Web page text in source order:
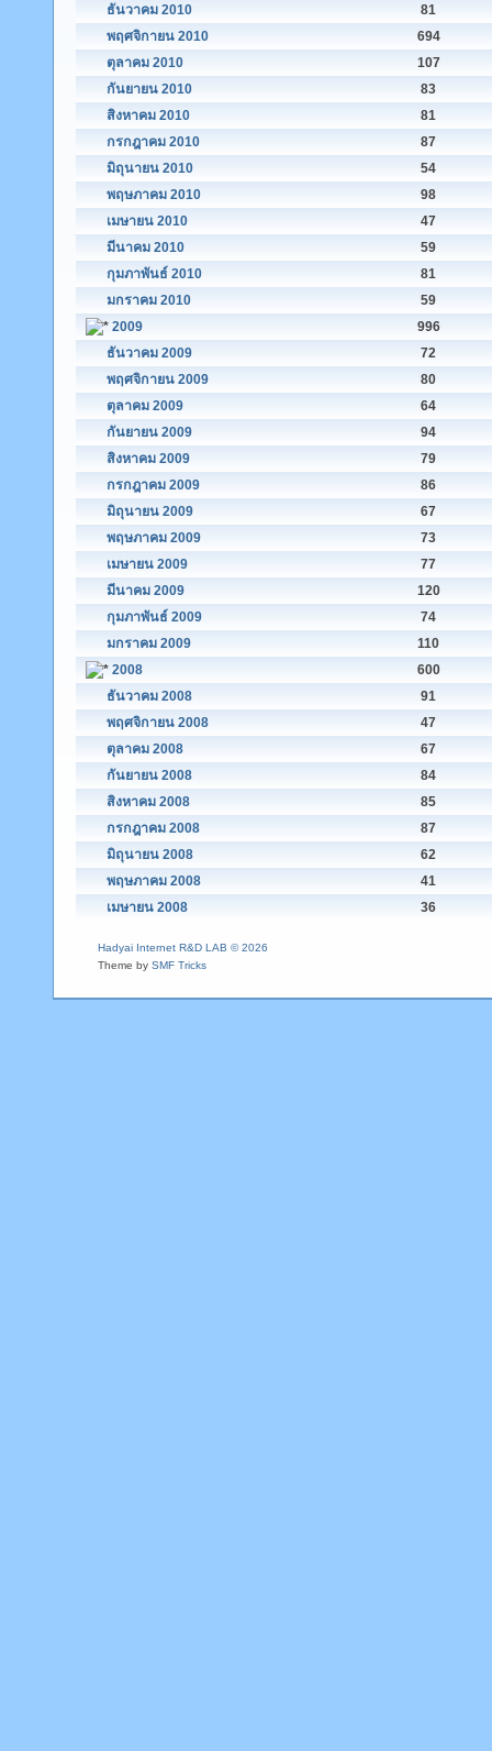
ธันวาคม 2010
81
พฤศจิกายน 2010
694
ตุลาคม 2010
107
กันยายน 2010
83
สิงหาคม 2010
81
กรกฎาคม 2010
87
มิถุนายน 2010
54
พฤษภาคม 2010
98
เมษายน 2010
47
มีนาคม 2010
59
กุมภาพันธ์ 2010
81
มกราคม 2010
59
2009
996
ธันวาคม 2009
72
พฤศจิกายน 2009
80
ตุลาคม 2009
64
กันยายน 2009
94
สิงหาคม 2009
79
กรกฎาคม 2009
86
มิถุนายน 2009
67
พฤษภาคม 2009
73
เมษายน 2009
77
มีนาคม 2009
120
กุมภาพันธ์ 2009
74
มกราคม 2009
110
2008
600
ธันวาคม 2008
91
พฤศจิกายน 2008
47
ตุลาคม 2008
67
กันยายน 2008
84
สิงหาคม 2008
85
กรกฎาคม 2008
87
มิถุนายน 2008
62
พฤษภาคม 2008
41
เมษายน 2008
36
Hadyai Internet R&D LAB © 2026
Theme by SMF Tricks